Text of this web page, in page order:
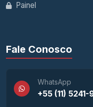
Painel
Fale Conosco
WhatsApp
+55 (11) 5241-